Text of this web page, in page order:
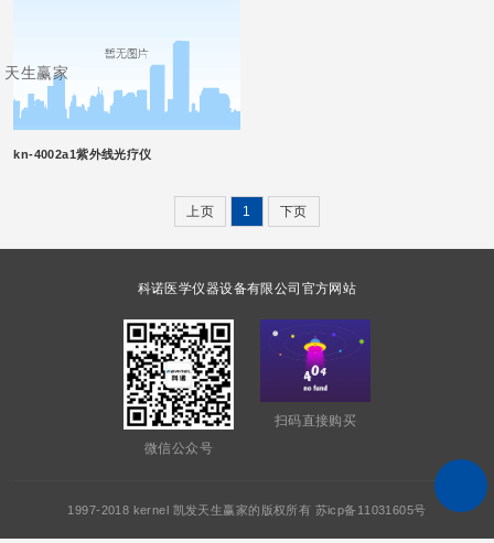
天生赢家
kn-4002a1紫外线光疗仪
上页 1 下页
科诺医学仪器设备有限公司官方网站
微信公众号
扫码直接购买
1997-2018 kernel 凯发天生赢家的版权所有 苏icp备11031605号